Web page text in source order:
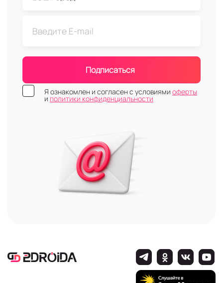
Подписаться
Я ознакомлен и согласен с условиями оферты
и политики конфиденциальности